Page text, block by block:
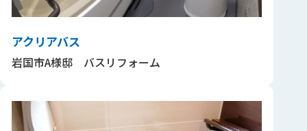
アクリアバス
岩国市A様邸 バスリフォーム